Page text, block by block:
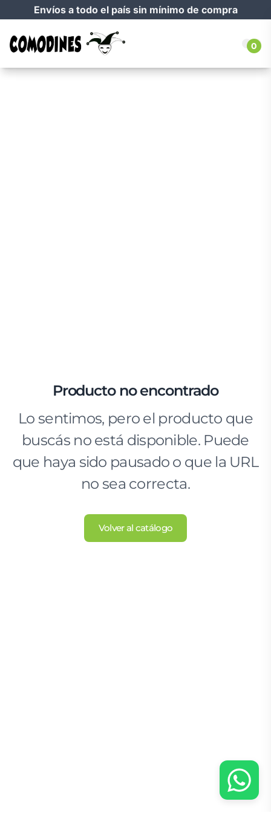
Envíos a todo el país sin mínimo de compra
0
Producto no encontrado
Lo sentimos, pero el producto que
buscás no está disponible. Puede
que haya sido pausado o que la URL
no sea correcta.
Volver al catálogo